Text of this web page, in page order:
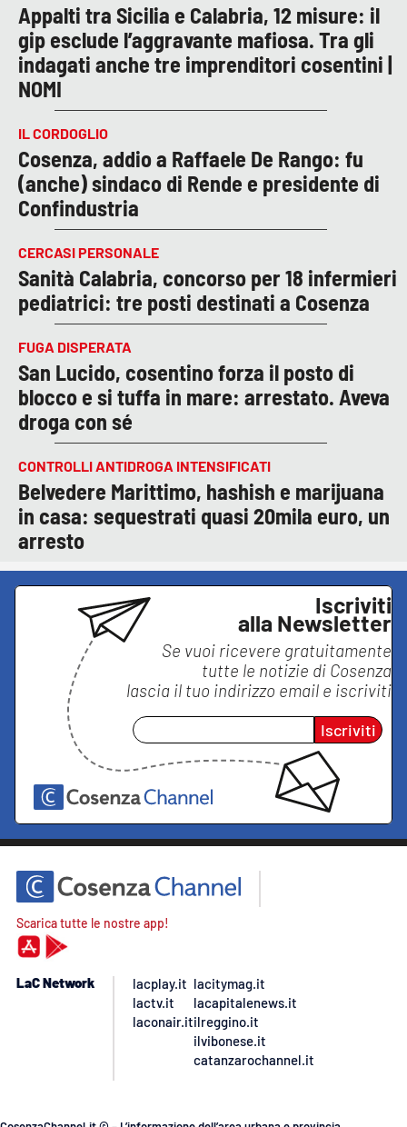
Appalti tra Sicilia e Calabria, 12 misure: il
gip esclude l’aggravante mafiosa. Tra gli
indagati anche tre imprenditori cosentini |
NOMI
IL CORDOGLIO
Cosenza, addio a Raffaele De Rango: fu
(anche) sindaco di Rende e presidente di
Confindustria
CERCASI PERSONALE
Sanità Calabria, concorso per 18 infermieri
pediatrici: tre posti destinati a Cosenza
FUGA DISPERATA
San Lucido, cosentino forza il posto di
blocco e si tuffa in mare: arrestato. Aveva
droga con sé
CONTROLLI ANTIDROGA INTENSIFICATI
Belvedere Marittimo, hashish e marijuana
in casa: sequestrati quasi 20mila euro, un
arresto
Iscriviti
alla Newsletter
Se vuoi ricevere gratuitamente
tutte le notizie di Cosenza
lascia il tuo indirizzo email e iscriviti
Iscriviti
Scarica tutte le nostre app!
LaC Network
lacplay.it
lactv.it
laconair.it
lacitymag.it
lacapitalenews.it
ilreggino.it
ilvibonese.it
catanzarochannel.it